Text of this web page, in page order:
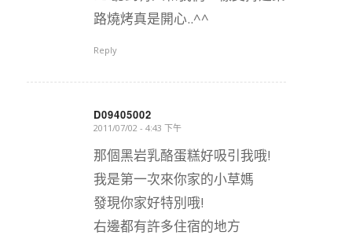
路燒烤真是開心..^^
Reply
D09405002
says:
2011/07/02 - 4:43 下午
那個黑岩乳酪蛋糕好吸引我哦!
我是第一次來你家的小草媽
發現你家好特別哦!
右邊都有許多住宿的地方